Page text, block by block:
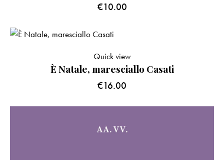
€10.00
È Natale, maresciallo Casati
€16.00
Quick view